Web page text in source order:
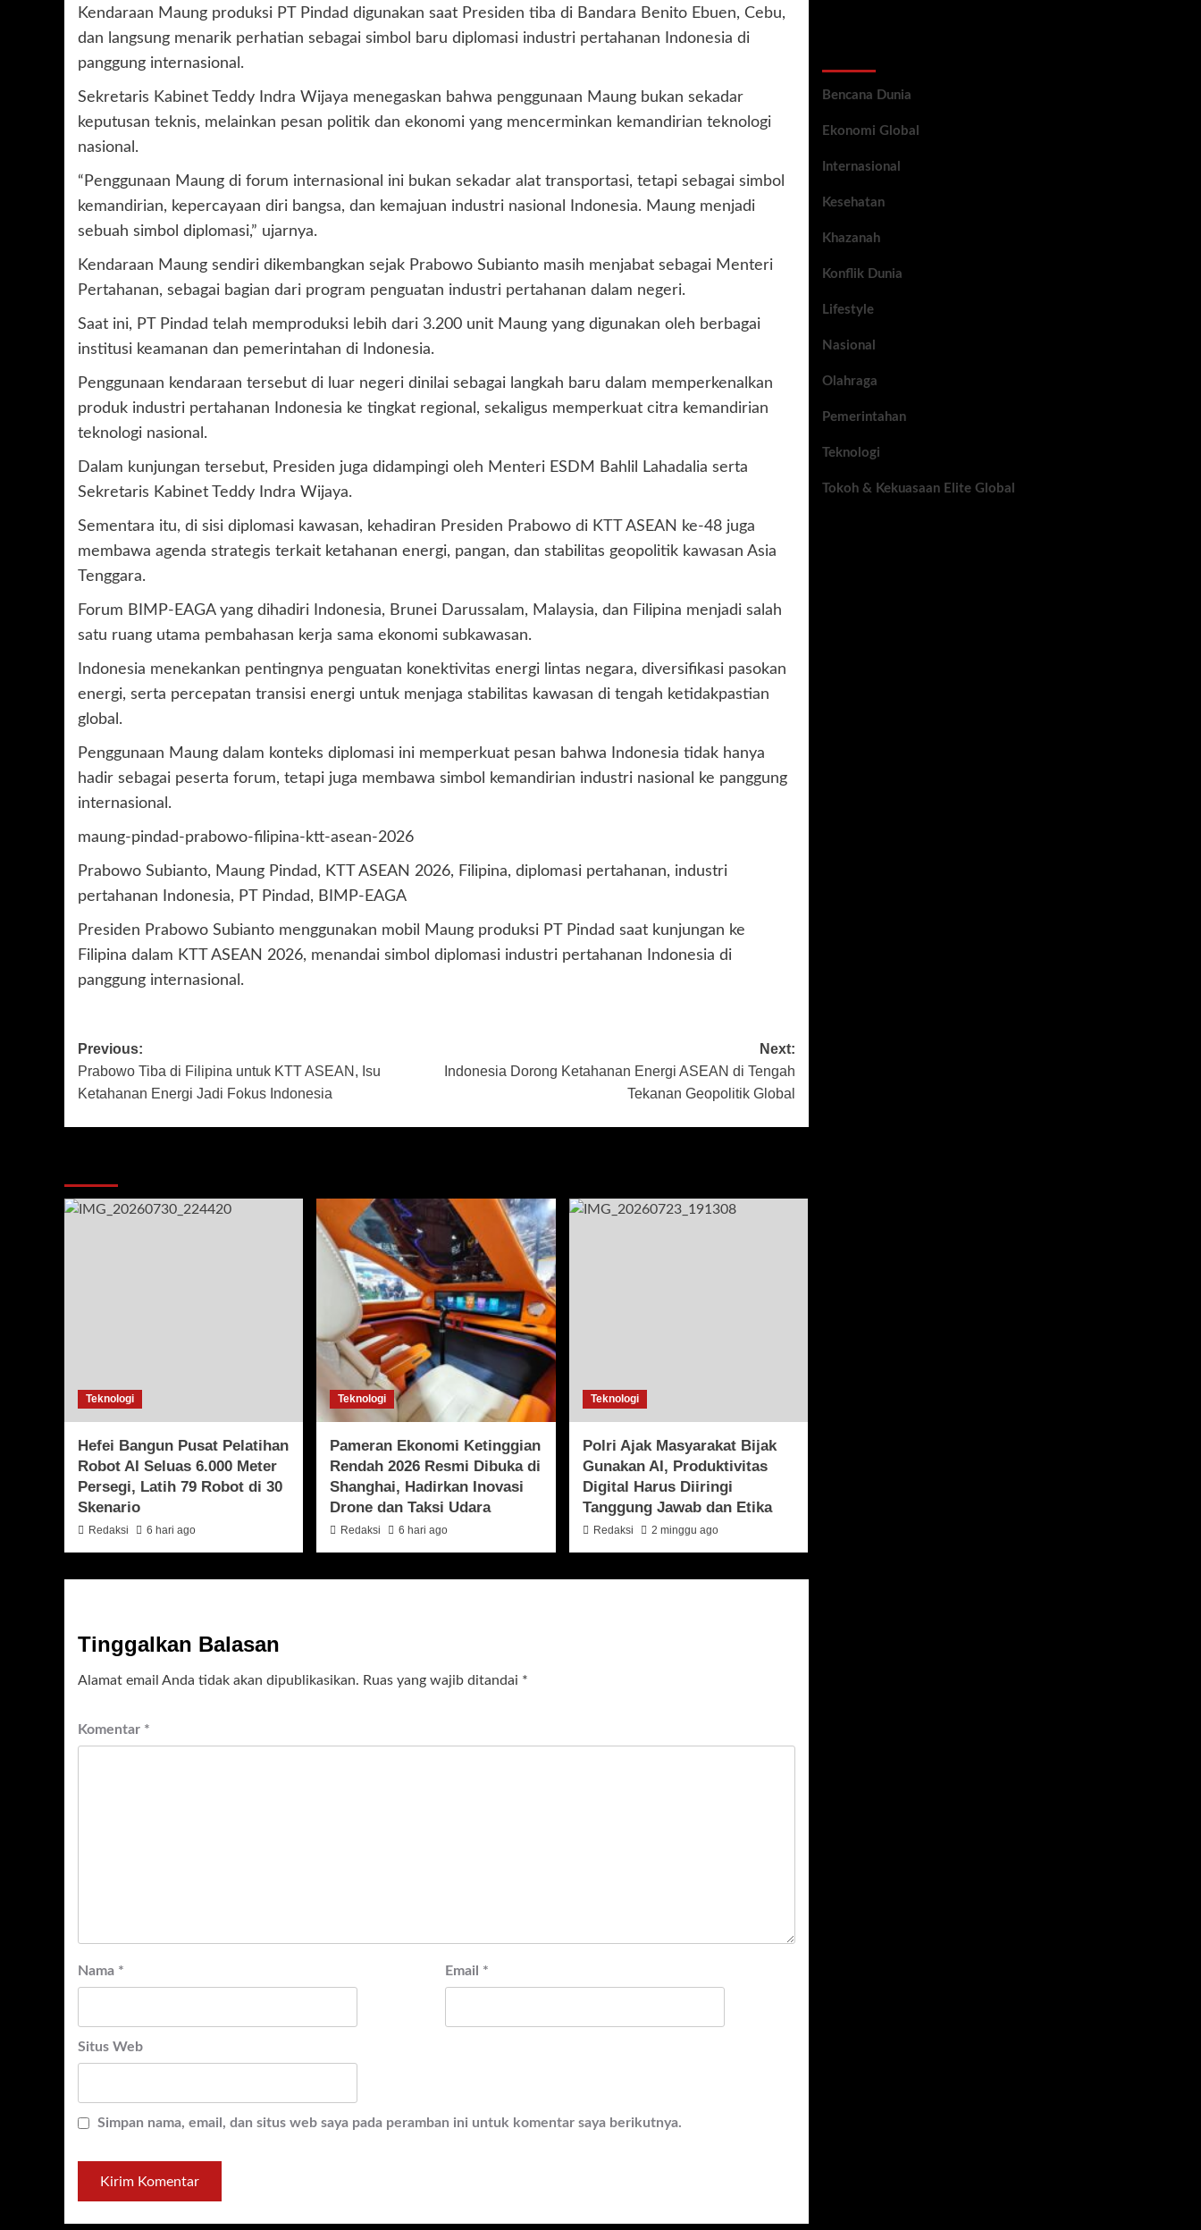
Kendaraan Maung produksi PT Pindad digunakan saat Presiden tiba di Bandara Benito Ebuen, Cebu,
dan langsung menarik perhatian sebagai simbol baru diplomasi industri pertahanan Indonesia di
panggung internasional.
Sekretaris Kabinet Teddy Indra Wijaya menegaskan bahwa penggunaan Maung bukan sekadar
keputusan teknis, melainkan pesan politik dan ekonomi yang mencerminkan kemandirian teknologi
nasional.
“Penggunaan Maung di forum internasional ini bukan sekadar alat transportasi, tetapi sebagai simbol
kemandirian, kepercayaan diri bangsa, dan kemajuan industri nasional Indonesia. Maung menjadi
sebuah simbol diplomasi,” ujarnya.
Kendaraan Maung sendiri dikembangkan sejak Prabowo Subianto masih menjabat sebagai Menteri
Pertahanan, sebagai bagian dari program penguatan industri pertahanan dalam negeri.
Saat ini, PT Pindad telah memproduksi lebih dari 3.200 unit Maung yang digunakan oleh berbagai
institusi keamanan dan pemerintahan di Indonesia.
Penggunaan kendaraan tersebut di luar negeri dinilai sebagai langkah baru dalam memperkenalkan
produk industri pertahanan Indonesia ke tingkat regional, sekaligus memperkuat citra kemandirian
teknologi nasional.
Dalam kunjungan tersebut, Presiden juga didampingi oleh Menteri ESDM Bahlil Lahadalia serta
Sekretaris Kabinet Teddy Indra Wijaya.
Sementara itu, di sisi diplomasi kawasan, kehadiran Presiden Prabowo di KTT ASEAN ke-48 juga
membawa agenda strategis terkait ketahanan energi, pangan, dan stabilitas geopolitik kawasan Asia
Tenggara.
Forum BIMP-EAGA yang dihadiri Indonesia, Brunei Darussalam, Malaysia, dan Filipina menjadi salah
satu ruang utama pembahasan kerja sama ekonomi subkawasan.
Indonesia menekankan pentingnya penguatan konektivitas energi lintas negara, diversifikasi pasokan
energi, serta percepatan transisi energi untuk menjaga stabilitas kawasan di tengah ketidakpastian
global.
Penggunaan Maung dalam konteks diplomasi ini memperkuat pesan bahwa Indonesia tidak hanya
hadir sebagai peserta forum, tetapi juga membawa simbol kemandirian industri nasional ke panggung
internasional.
maung-pindad-prabowo-filipina-ktt-asean-2026
Prabowo Subianto, Maung Pindad, KTT ASEAN 2026, Filipina, diplomasi pertahanan, industri
pertahanan Indonesia, PT Pindad, BIMP-EAGA
Presiden Prabowo Subianto menggunakan mobil Maung produksi PT Pindad saat kunjungan ke
Filipina dalam KTT ASEAN 2026, menandai simbol diplomasi industri pertahanan Indonesia di
panggung internasional.
Post
navigation
Previous:
Prabowo Tiba di Filipina untuk KTT ASEAN, Isu
Ketahanan Energi Jadi Fokus Indonesia
Next:
Indonesia Dorong Ketahanan Energi ASEAN di Tengah
Tekanan Geopolitik Global
Teknologi
Hefei Bangun Pusat Pelatihan
Robot AI Seluas 6.000 Meter
Persegi, Latih 79 Robot di 30
Skenario
Redaksi 6 hari ago
Teknologi
Pameran Ekonomi Ketinggian
Rendah 2026 Resmi Dibuka di
Shanghai, Hadirkan Inovasi
Drone dan Taksi Udara
Redaksi 6 hari ago
Teknologi
Polri Ajak Masyarakat Bijak
Gunakan AI, Produktivitas
Digital Harus Diiringi
Tanggung Jawab dan Etika
Redaksi 2 minggu ago
Tinggalkan Balasan
Alamat email Anda tidak akan dipublikasikan. Ruas yang wajib ditandai *
Komentar *
Nama * Email *
Situs Web
Simpan nama, email, dan situs web saya pada peramban ini untuk komentar saya berikutnya.
Bencana Dunia
Ekonomi Global
Internasional
Kesehatan
Khazanah
Konflik Dunia
Lifestyle
Nasional
Olahraga
Pemerintahan
Teknologi
Tokoh & Kekuasaan Elite Global